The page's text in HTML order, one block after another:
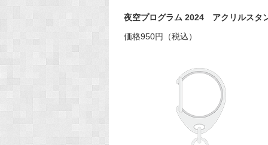
夜空プログラム 2024 アクリルスタ
価格950円（税込）